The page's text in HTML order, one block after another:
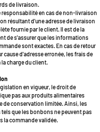
de livraison.
en cas de non-livraison
résultant d'une adresse de livraison
fournie par le client. Il est de la
de s'assurer que les informations
sont exactes. En cas de retour
cause d'adresse erronée, les frais de
charge du client.
en vigueur, le droit de
pas aux produits alimentaires
de conservation limitée. Ainsi, les
que les bonbons ne peuvent pas
la commande validée.